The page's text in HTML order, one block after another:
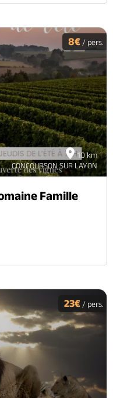
10 km
CONCOURSON SUR LAYON
8€ / pers.
Famille
23€ / pers.